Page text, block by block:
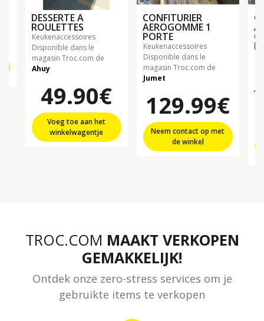
DESSERTE A
ROULETTES
keukenaccessoires
Disponible dans le
magasin Troc.com de
Ahuy
49.90€
Voeg toe aan het
winkelwagentje
CONFITURIER
AEROGOMME 1
PORTE
keukenaccessoires
Disponible dans le
magasin Troc.com de
Jumet
129.99€
Neem contact op met
de winkel
TROC.COM MAAKT VERKOPEN
GEMAKKELIJK!
Ontdek onze zero-stress services om je
gebruikte items te verkopen